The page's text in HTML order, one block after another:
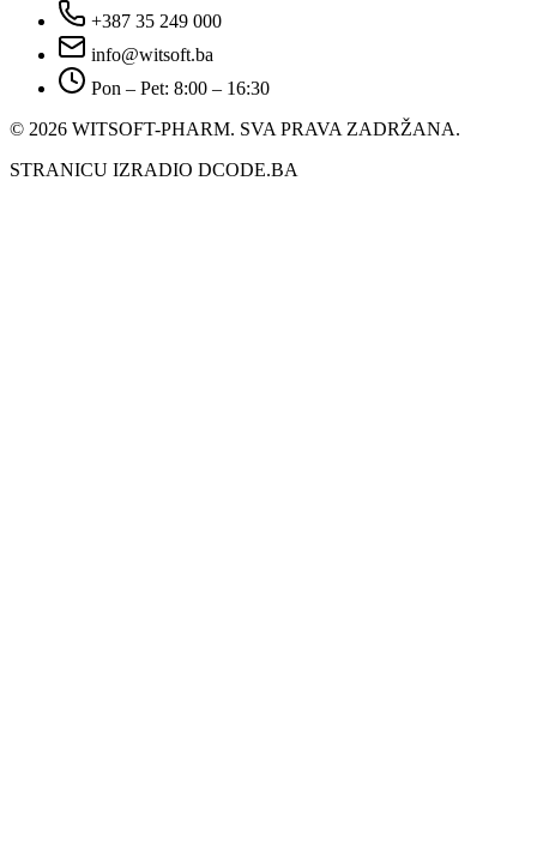
+387 35 249 000
info@witsoft.ba
Pon – Pet: 8:00 – 16:30
© 2026 WITSOFT-PHARM. SVA PRAVA ZADRŽANA.
STRANICU IZRADIO DCODE.BA